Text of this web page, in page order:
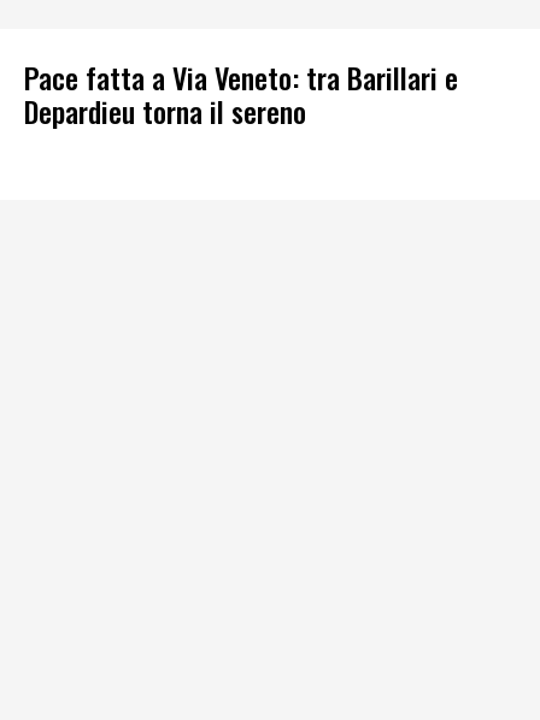
Pace fatta a Via Veneto: tra Barillari e
Depardieu torna il sereno